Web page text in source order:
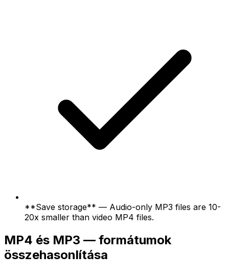
**Save storage** — Audio-only MP3 files are 10-
20x smaller than video MP4 files.
MP4 és MP3 — formátumok
összehasonlítása